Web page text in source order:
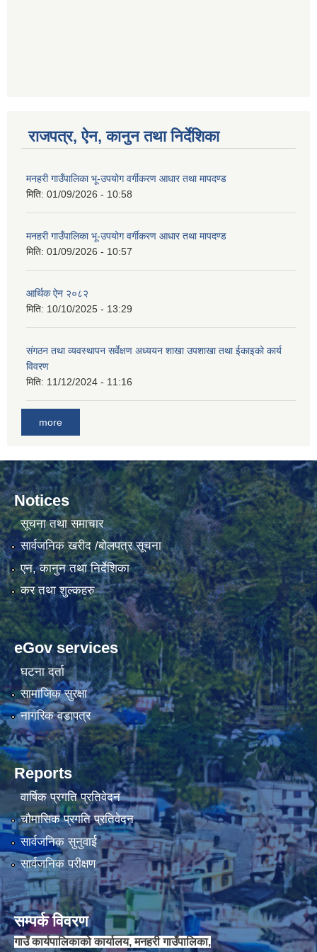
राजपत्र, ऐन, कानुन तथा निर्देशिका
मनहरी गाउँपालिका भू-उपयोग वर्गीकरण आधार तथा मापदण्ड
मिति: 01/09/2026 - 10:58
मनहरी गाउँपालिका भू-उपयोग वर्गीकरण आधार तथा मापदण्ड
मिति: 01/09/2026 - 10:57
आर्थिक ऐन २०८२
मिति: 10/10/2025 - 13:29
संगठन तथा व्यवस्थापन सर्वेक्षण अध्ययन शाखा उपशाखा तथा ईकाइको कार्य
विवरण
मिति: 11/12/2024 - 11:16
more
Notices
सूचना तथा समाचार
सार्वजनिक खरीद /बोलपत्र सूचना
एन, कानुन तथा निर्देशिका
कर तथा शुल्कहरु
eGov services
घटना दर्ता
सामाजिक सुरक्षा
नागरिक वडापत्र
Reports
वार्षिक प्रगति प्रतिवेदन
चौमासिक प्रगति प्रतिवेदन
सार्वजनिक सुनुवाई
सार्वजनिक परीक्षण
सम्पर्क विवरण
गाउँ कार्यपालिकाको कार्यालय, मनहरी गाउँपालिका,